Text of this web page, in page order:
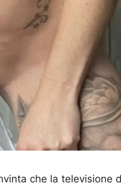
che la televisione